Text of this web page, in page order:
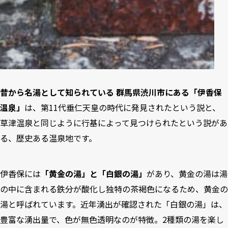
昔から名湯として知られている 群馬県渋川市にある「伊香保
温泉」 は、第11代垂仁天皇の時代に発見されたという説と、
草津温泉と同じように行基によって見つけられたという説があ
る、歴史ある温泉地です。
伊香保には 「黄金の湯」と「白銀の湯」 があり、黄金の湯は湯
の中に含まれる鉄分が酸化し独特の茶褐色になるため、黄金の
湯と呼ばれています。近年湧出が確認された「白銀の湯」は、
豊富な湧出量で、色が無色透明なのが特徴。2種類の湯を楽し